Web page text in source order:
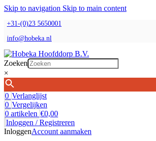
Skip to navigation Skip to main content
+31-(0)23 5650001
info@hobeka.nl
Zoeken
×
0 Verlanglijst
0 Vergelijken
0 artikelen €0,00
Inloggen / Registreren
InloggenAccount aanmaken